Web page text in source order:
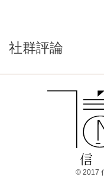
社群評論
© 2017